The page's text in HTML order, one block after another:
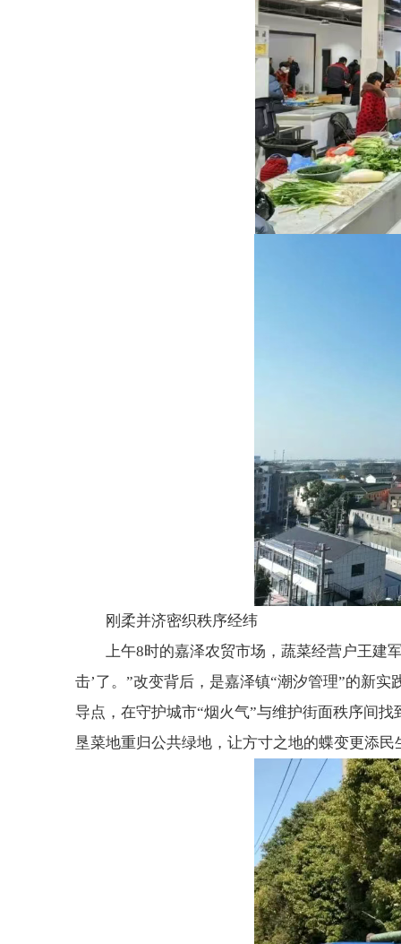
刚柔并济密织秩序经纬
上午8时的嘉泽农贸市场，蔬菜经营户王建
击’了。”改变背后，是嘉泽镇“潮汐管理”的新
导点，在守护城市“烟火气”与维护街面秩序间
垦菜地重归公共绿地，让方寸之地的蝶变更添民